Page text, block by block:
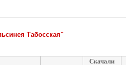
Табосская"
Скачали